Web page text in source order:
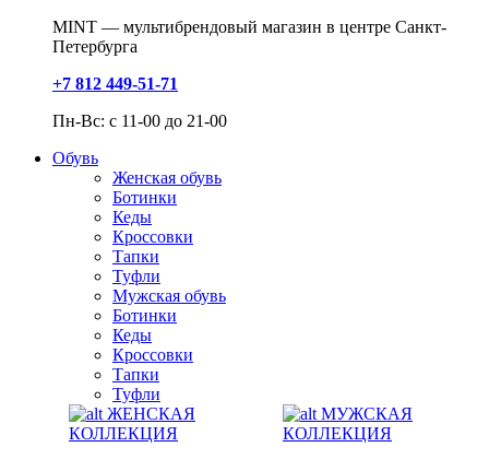
MINT — мультибрендовый магазин в центре Санкт-
Петербурга
+7 812 449-51-71
Пн-Вс: с 11-00 до 21-00
Обувь
Женская обувь
Ботинки
Кеды
Кроссовки
Тапки
Туфли
Мужская обувь
Ботинки
Кеды
Кроссовки
Тапки
Туфли
ЖЕНСКАЯ
КОЛЛЕКЦИЯ
МУЖСКАЯ
КОЛЛЕКЦИЯ